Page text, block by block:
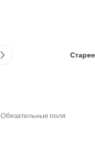
Старее
Обязательные поля